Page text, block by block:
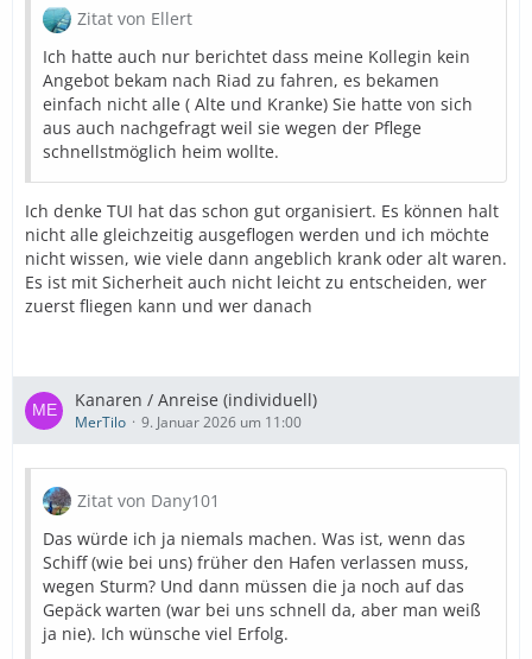
Zitat von Ellert
Ich hatte auch nur berichtet dass meine Kollegin kein
Angebot bekam nach Riad zu fahren, es bekamen
einfach nicht alle ( Alte und Kranke) Sie hatte von sich
aus auch nachgefragt weil sie wegen der Pflege
schnellstmöglich heim wollte.
Ich denke TUI hat das schon gut organisiert. Es können halt
nicht alle gleichzeitig ausgeflogen werden und ich möchte
nicht wissen, wie viele dann angeblich krank oder alt waren.
Es ist mit Sicherheit auch nicht leicht zu entscheiden, wer
zuerst fliegen kann und wer danach
Kanaren / Anreise (individuell)
MerTilo 9. Januar 2026 um 11:00
Zitat von Dany101
Das würde ich ja niemals machen. Was ist, wenn das
Schiff (wie bei uns) früher den Hafen verlassen muss,
wegen Sturm? Und dann müssen die ja noch auf das
Gepäck warten (war bei uns schnell da, aber man weiß
ja nie). Ich wünsche viel Erfolg.